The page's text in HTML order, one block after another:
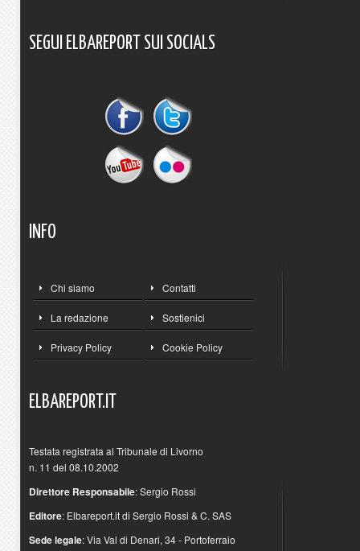
SEGUI ELBAREPORT SUI SOCIALS
INFO
Chi siamo Contatti
La redazione Sostienici
Privacy Policy Cookie Policy
ELBAREPORT.IT
Testata registrata al Tribunale di Livorno
n. 11 del 08.10.2002
Direttore Responsabile: Sergio Rossi
Editore: Elbareport.it di Sergio Rossi & C. SAS
Sede legale: Via Val di Denari, 34 - Portoferraio